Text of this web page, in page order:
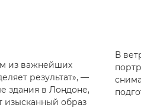
из важнейших
результат», —
здания в Лондоне,
изысканный образ
В